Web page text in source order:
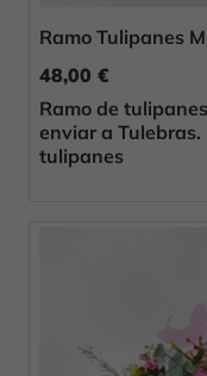
Ramo Tulipanes
48,00 €
Ramo de
enviar a
tulipanes